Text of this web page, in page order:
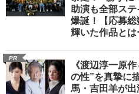
助演も全部ステ
爆誕！【応募
輝いた作品とは
PR
《渡辺淳一原
の性”を真摯に
馬・吉田羊が